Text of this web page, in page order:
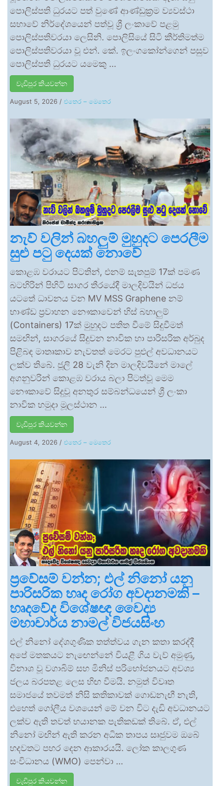
පොලිස්පති ධුරයට පත් වුණේ ආණ්ඩුක්‍රම ව්‍යවස්ථා
සභාවේ නිර්දේශයෙන් පත්වූ ශ්‍රී ලංකාවේ පළමු
පොලිස්පතිවරයා ලෙසිනි. පොලිසියේ සිටි කීර්තිමත්ම
පොලිස්පතිවරයා වූ එන්. කේ. ඉලංගකෝන්ගෙන් පසුව
පොලිස්පති ධුරයට යමෙකු …
වැඩිපුර කියවන්න
August 5, 2026 / එතෙර – මෙතෙර
නැව් වලින් බහලුම් මුහුදට පෙරලීම
සුළු පටු දෙයක් නොවේ
කොළඹ වරායට පිටතින්, එනම් සැතපුම් 17ක් පමණ
බටහිරින් පිහිටි සාගර තීරයේදී මාලදිවයින් ධජය
යටතේ ධාවනය වන MV MSS Graphene නම්
භාණ්ඩ ප්‍රවාහන නෞකාවෙන් හිස් බහාලුම්
(Containers) 17ක් මුහුදට පතිත වීමේ සිදුවීමත්
සමඟින්, සාගරයේ සිදුවන නාවික හා පාරිසරික අර්බුද
පිළිබඳ මාතෘකාව නැවතත් මෙරට පුළුල් අවධානයට
ලක්ව තිබේ. ජූලි 28 වැනි දින මාලදිවයිනේ මාලේ
අගනුවරින් කොළඹ වරාය බලා පිටත්වූ මෙම
නෞකාවේ සිදුවූ අනතුර සම්බන්ධයෙන් ශ්‍රී ලංකා
නාවික හමුදා මූලස්ථාන …
වැඩිපුර කියවන්න
August 4, 2026 / එතෙර – මෙතෙර
ප්‍රවේසම් වන්න; එල් නිනෝ යනු
පාරිසරික හෘද රෝග අවදානමකි –
හෘදවේද විශේෂඥ වෛද්‍ය
මහාචාර්ය නාමල් විජයසිංහ
එල් නිනෝ දේශගුණික තත්ත්වය ගැන කතා කරද්දී
අපේ මතකයට නැඟෙන්නේ වියළී ගිය වැව් අමුණු,
විනාශ වූ වගාබිම් සහ මිනිස් පරිභෝජනයට අවශ්‍ය
ජලය බරපතළ ලෙස හිඟ වීමයි. නමුත් විවෘත
සමාජයේ තවමත් නිසි කතිකාවක් ගොඩනැඟී නැති,
එහෙත් ගෝලීය වශයෙන් මේ වන විට දැඩි අවධානයට
ලක්ව ඇති තවත් භයානක පැතිකඩක් තිබේ. ඒ, එල්
නිනෝ මඟින් ඇති කරන අධික තාපය සෘජුවම ඔබේ
හදවතට පහර දෙන ආකාරයයි. ලෝක කාලගුණ
සංවිධානය (WMO) පෙන්වා …
වැඩිපුර කියවන්න